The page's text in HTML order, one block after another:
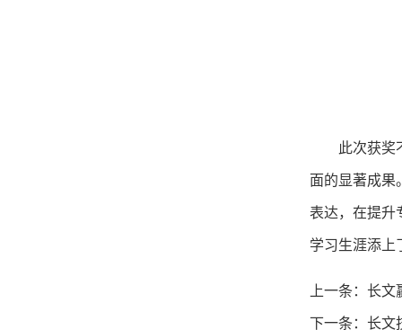
此次获奖
面的显著成果
表达，在提升
学习生涯添上
上一条： 长文
下一条： 长文